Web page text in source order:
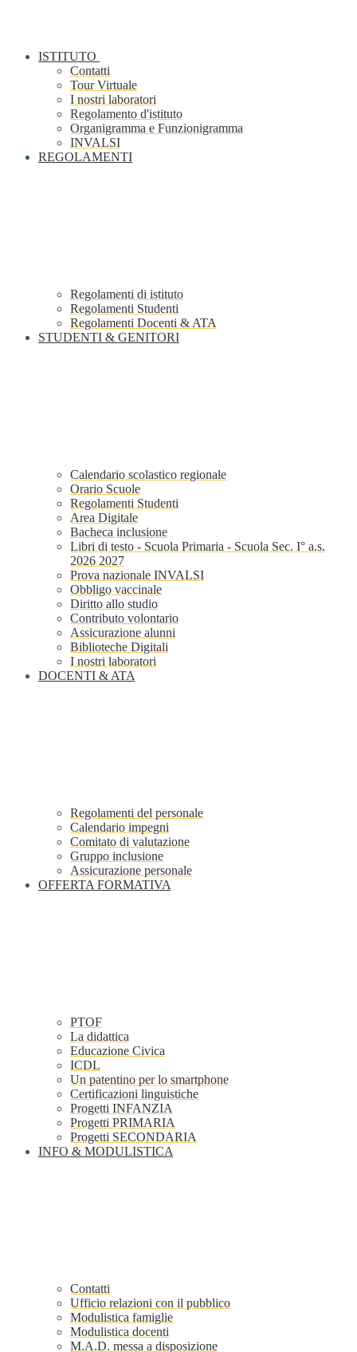
ISTITUTO
Contatti
Tour Virtuale
I nostri laboratori
Regolamento d'istituto
Organigramma e Funzionigramma
INVALSI
REGOLAMENTI
Regolamenti di istituto
Regolamenti Studenti
Regolamenti Docenti & ATA
STUDENTI & GENITORI
Calendario scolastico regionale
Orario Scuole
Regolamenti Studenti
Area Digitale
Bacheca inclusione
Libri di testo - Scuola Primaria - Scuola Sec. I° a.s.
2026 2027
Prova nazionale INVALSI
Obbligo vaccinale
Diritto allo studio
Contributo volontario
Assicurazione alunni
Biblioteche Digitali
I nostri laboratori
DOCENTI & ATA
Regolamenti del personale
Calendario impegni
Comitato di valutazione
Gruppo inclusione
Assicurazione personale
OFFERTA FORMATIVA
PTOF
La didattica
Educazione Civica
ICDL
Un patentino per lo smartphone
Certificazioni linguistiche
Progetti INFANZIA
Progetti PRIMARIA
Progetti SECONDARIA
INFO & MODULISTICA
Contatti
Ufficio relazioni con il pubblico
Modulistica famiglie
Modulistica docenti
M.A.D. messa a disposizione